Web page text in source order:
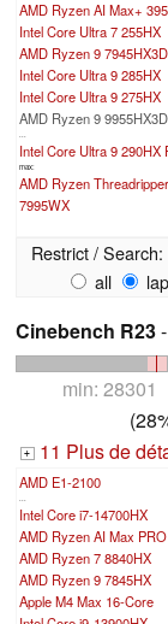
AMD Ryzen AI Max+ 395
Intel Core Ultra 7 255HX
AMD Ryzen 9 7945HX3D
Intel Core Ultra 9 285HX
Intel Core Ultra 9 275HX
AMD Ryzen 9 9955HX3D
Intel Core Ultra 9 290HX
max:
AMD Ryzen
7995WX
Restrict / Search:
all
Cinebench R23
min:
+ 11 Plus de
AMD E1-2100
...
Intel Core i7-14700HX
AMD Ryzen AI Max
AMD Ryzen 7 8840HX
AMD Ryzen 9 7845HX
Apple M4 Max 16-Core